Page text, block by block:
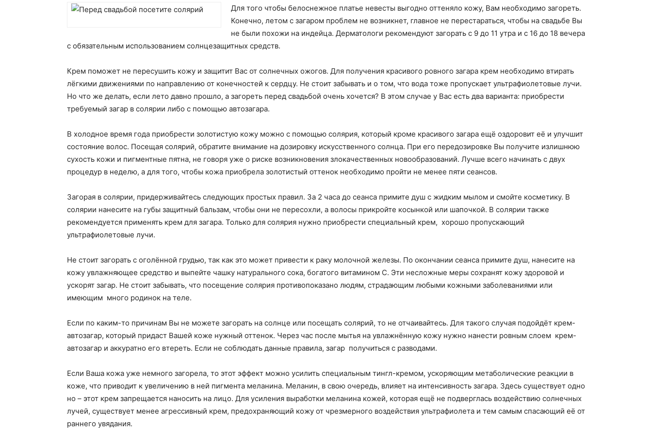
Для того чтобы белоснежное платье невесты выгодно оттеняло кожу, Вам необходимо загореть.
Конечно, летом с загаром проблем не возникнет, главное не перестараться, чтобы на свадьбе Вы
не были похожи на индейца. Дерматологи рекомендуют загорать с 9 до 11 утра и с 16 до 18 вечера
с обязательным использованием солнцезащитных средств.
Крем поможет не пересушить кожу и защитит Вас от солнечных ожогов. Для получения красивого ровного загара крем необходимо втирать
лёгкими движениями по направлению от конечностей к сердцу. Не стоит забывать и о том, что вода тоже пропускает ультрафиолетовые лучи.
Но что же делать, если лето давно прошло, а загореть перед свадьбой очень хочется? В этом случае у Вас есть два варианта: приобрести
требуемый загар в солярии либо с помощью автозагара.
В холодное время года приобрести золотистую кожу можно с помощью солярия, который кроме красивого загара ещё оздоровит её и улучшит
состояние волос. Посещая солярий, обратите внимание на дозировку искусственного солнца. При его передозировке Вы получите излишнюю
сухость кожи и пигментные пятна, не говоря уже о риске возникновения злокачественных новообразований. Лучше всего начинать с двух
процедур в неделю, а для того, чтобы кожа приобрела золотистый оттенок необходимо пройти не менее пяти сеансов.
Загорая в солярии, придерживайтесь следующих простых правил. За 2 часа до сеанса примите душ с жидким мылом и смойте косметику. В
солярии нанесите на губы защитный бальзам, чтобы они не пересохли, а волосы прикройте косынкой или шапочкой. В солярии также
рекомендуется применять крем для загара. Только для солярия нужно приобрести специальный крем, хорошо пропускающий
ультрафиолетовые лучи.
Не стоит загорать с оголённой грудью, так как это может привести к раку молочной железы. По окончании сеанса примите душ, нанесите на
кожу увлажняющее средство и выпейте чашку натурального сока, богатого витамином C. Эти несложные меры сохранят кожу здоровой и
ускорят загар. Не стоит забывать, что посещение солярия противопоказано людям, страдающим любыми кожными заболеваниями или
имеющим много родинок на теле.
Если по каким-то причинам Вы не можете загорать на солнце или посещать солярий, то не отчаивайтесь. Для такого случая подойдёт крем-
автозагар, который придаст Вашей коже нужный оттенок. Через час после мытья на увлажнённую кожу нужно нанести ровным слоем крем-
автозагар и аккуратно его втереть. Если не соблюдать данные правила, загар получиться с разводами.
Если Ваша кожа уже немного загорела, то этот эффект можно усилить специальным тингл-кремом, ускоряющим метаболические реакции в
коже, что приводит к увеличению в ней пигмента меланина. Меланин, в свою очередь, влияет на интенсивность загара. Здесь существует одно
но – этот крем запрещается наносить на лицо. Для усиления выработки меланина кожей, которая ещё не подверглась воздействию солнечных
лучей, существует менее агрессивный крем, предохраняющий кожу от чрезмерного воздействия ультрафиолета и тем самым спасающий её от
раннего увядания.